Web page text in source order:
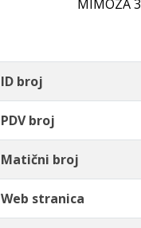
MIMOZA 3
ID broj
PDV broj
Matični broj
Web stranica